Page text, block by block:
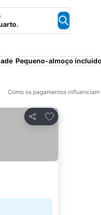
Pequeno-almoço
Como os pagamentos
Partilhar
Adicionar aos